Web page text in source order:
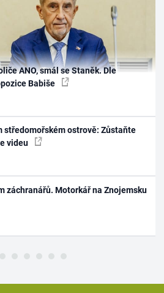
ANO, smál se Staněk. Dle
Babiše
středomořském ostrově: Zůstaňte
videu
záchranářů. Motorkář na Znojemsku